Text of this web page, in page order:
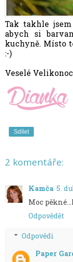
Tak takhle
abych si
kuchyně. Místo
:-)
Veselé
Sdílet
2 komentáře:
Kamča 5.
Moc
Odpovědět
Odpovědi
Paper